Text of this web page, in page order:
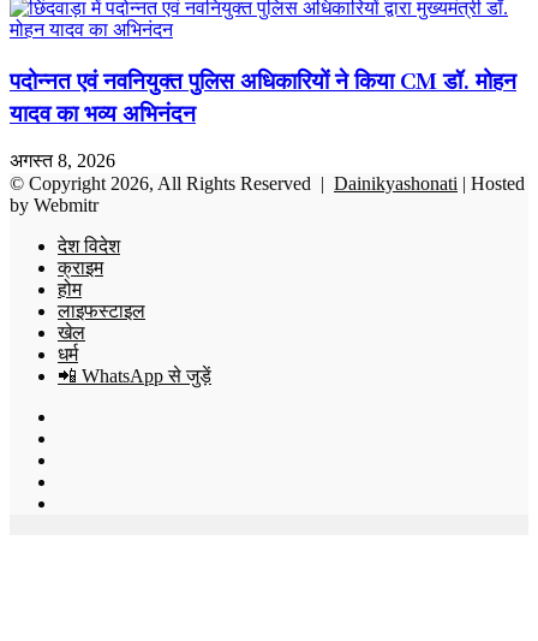
पदोन्नत एवं नवनियुक्त पुलिस अधिकारियों ने किया CM डॉ. मोहन
यादव का भव्य अभिनंदन
अगस्त 8, 2026
© Copyright 2026, All Rights Reserved | Dainikyashonati | Hosted
by Webmitr
देश विदेश
क्राइम
होम
लाइफस्टाइल
खेल
धर्म
📲 WhatsApp से जुड़ें